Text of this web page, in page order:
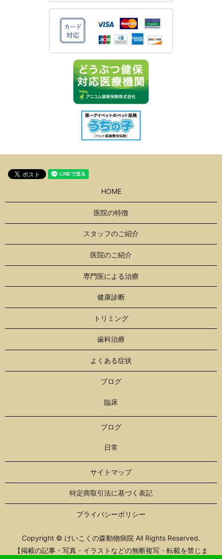
HOME
医院の特徴
スタッフのご紹介
医院のご紹介
専門医による治療
健康診断
トリミング
歯科治療
よくある症状
ブログ
臨床
ブログ
日常
サイトマップ
特定商取引法に基づく表記
プライバシーポリシー
Copyright © けいこくの森動物病院 All Rights Reserved.
【掲載の記事・写真・イラストなどの無断複写・転載を禁じま